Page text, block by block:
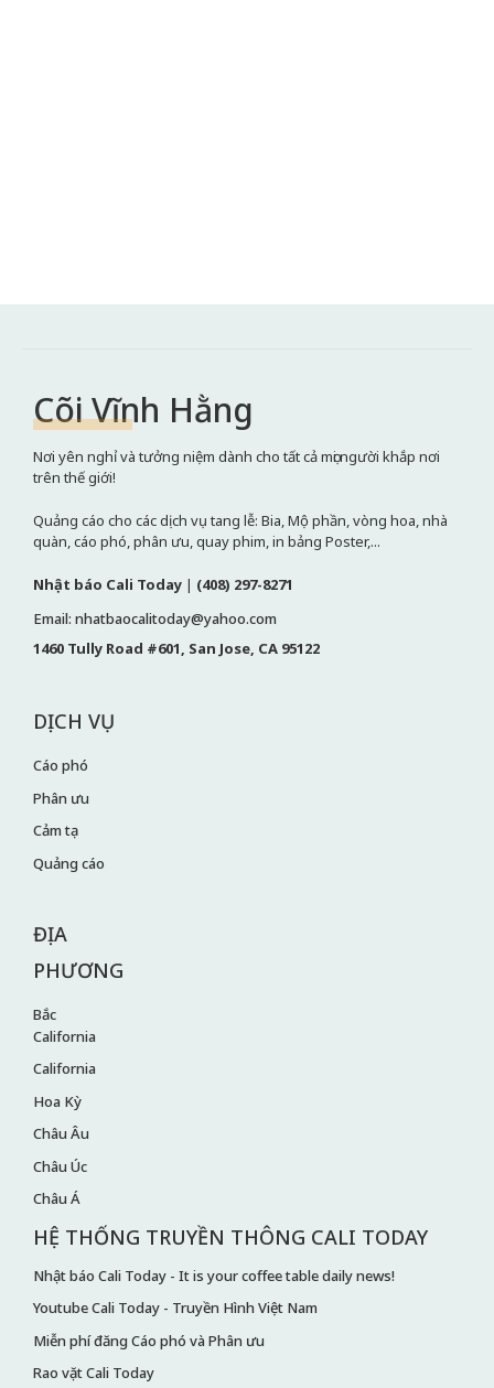
Cõi Vĩnh Hằng
Nơi yên nghỉ và tưởng niệm dành cho tất cả mọi người khắp nơi
trên thế giới!
Quảng cáo cho các dịch vụ tang lễ: Bia, Mộ phần, vòng hoa, nhà
quàn, cáo phó, phân ưu, quay phim, in bảng Poster,...
Nhật báo Cali Today | (408) 297-8271
Email: nhatbaocalitoday@yahoo.com
1460 Tully Road #601, San Jose, CA 95122
DỊCH VỤ
Cáo phó
Phân ưu
Cảm tạ
Quảng cáo
ĐỊA
PHƯƠNG
Bắc
California
California
Hoa Kỳ
Châu Âu
Châu Úc
Châu Á
HỆ THỐNG TRUYỀN THÔNG CALI TODAY
Nhật báo Cali Today - It is your coffee table daily news!
Youtube Cali Today - Truyền Hình Việt Nam
Miễn phí đăng Cáo phó và Phân ưu
Rao vặt Cali Today